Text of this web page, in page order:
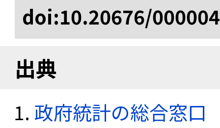
doi:10.20676/
出典
政府統計の総合窓口